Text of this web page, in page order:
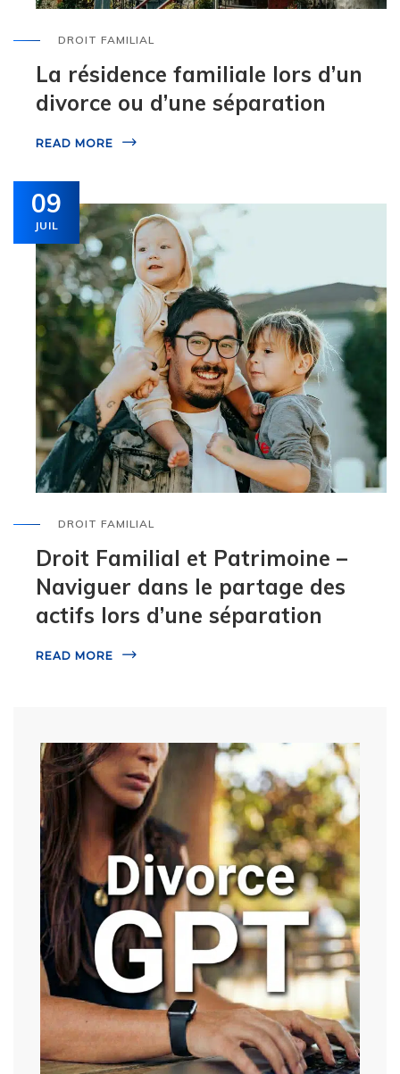
DROIT FAMILIAL
La résidence familiale lors d’un
divorce ou d’une séparation
READ MORE
09
JUIL
DROIT FAMILIAL
Droit Familial et Patrimoine –
Naviguer dans le partage des
actifs lors d’une séparation
READ MORE